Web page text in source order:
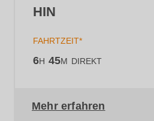
HIN
FAHRTZEIT*
6H 45M DIREKT
Mehr erfahren